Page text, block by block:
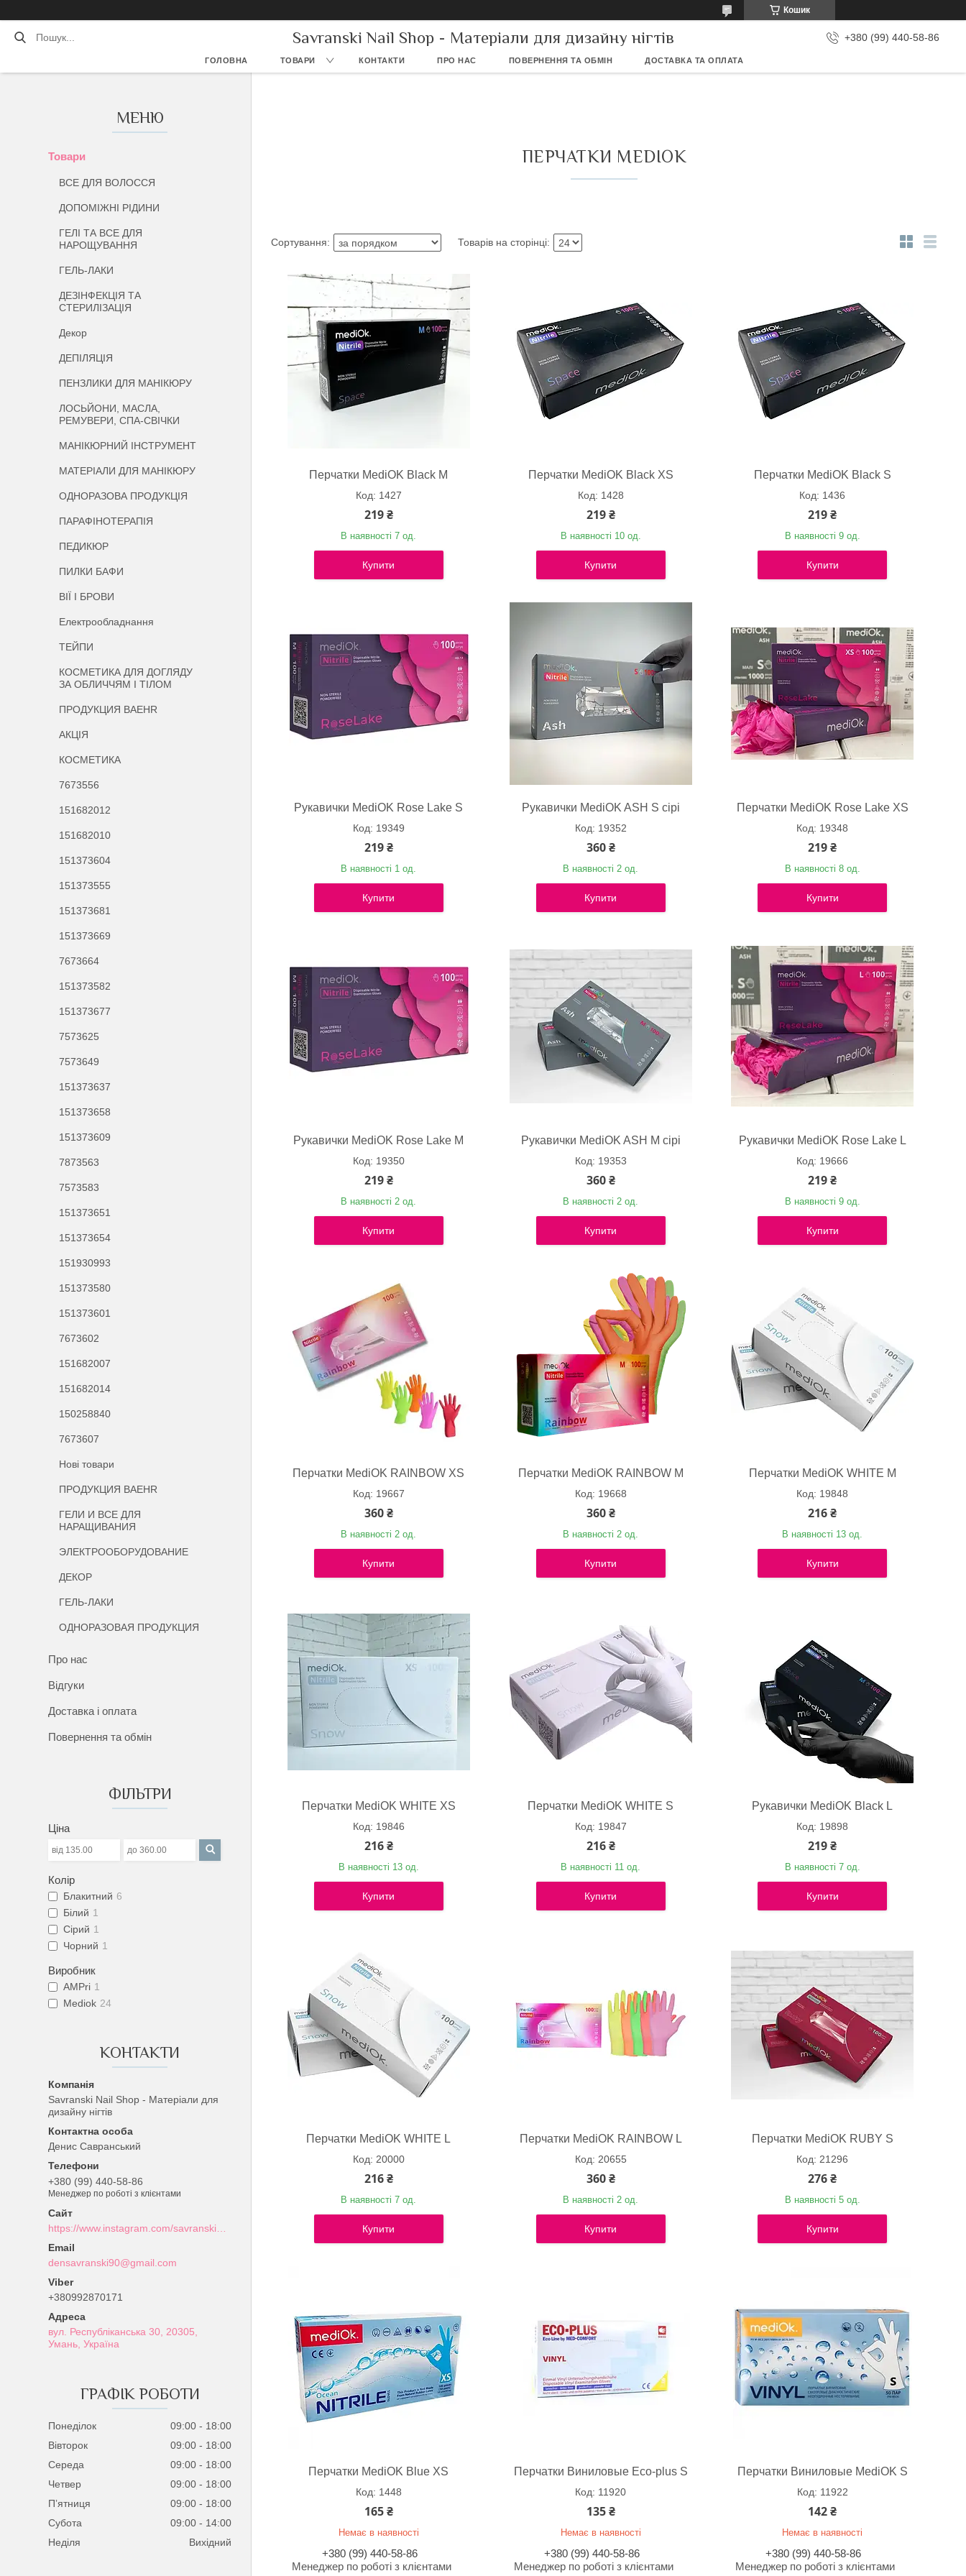
Кошик
Savranski Nail Shop - Матеріали для дизайну нігтів +380 (99) 440-58-86
ГОЛОВНА ТОВАРИ КОНТАКТИ ПРО НАС ПОВЕРНЕННЯ ТА ОБМІН ДОСТАВКА ТА ОПЛАТА
Товари
ВСЕ ДЛЯ ВОЛОССЯ
ДОПОМІЖНІ РІДИНИ
ГЕЛІ ТА ВСЕ ДЛЯ
НАРОЩУВАННЯ
ГЕЛЬ-ЛАКИ
ДЕЗІНФЕКЦІЯ ТА
СТЕРИЛІЗАЦІЯ
Декор
ДЕПІЛЯЦІЯ
ПЕНЗЛИКИ ДЛЯ МАНІКЮРУ
ЛОСЬЙОНИ, МАСЛА,
РЕМУВЕРИ, СПА-СВІЧКИ
МАНІКЮРНИЙ ІНСТРУМЕНТ
МАТЕРІАЛИ ДЛЯ МАНІКЮРУ
ОДНОРАЗОВА ПРОДУКЦІЯ
ПАРАФІНОТЕРАПІЯ
ПЕДИКЮР
ПИЛКИ БАФИ
ВІЇ І БРОВИ
Електрообладнання
ТЕЙПИ
КОСМЕТИКА ДЛЯ ДОГЛЯДУ
ЗА ОБЛИЧЧЯМ І ТІЛОМ
ПРОДУКЦИЯ BAEHR
АКЦІЯ
КОСМЕТИКА
7673556
151682012
151682010
151373604
151373555
151373681
151373669
7673664
151373582
151373677
7573625
7573649
151373637
151373658
151373609
7873563
7573583
151373651
151373654
151930993
151373580
151373601
7673602
151682007
151682014
150258840
7673607
Нові товари
ПРОДУКЦИЯ BAEHR
ГЕЛИ И ВСЕ ДЛЯ
НАРАЩИВАНИЯ
ЭЛЕКТРООБОРУДОВАНИЕ
ДЕКОР
ГЕЛЬ-ЛАКИ
ОДНОРАЗОВАЯ ПРОДУКЦИЯ
Про нас
Відгуки
Доставка і оплата
Повернення та обмін
ФІЛЬТРИ
Ціна
Колір
Блакитний 6
Білий 1
Сірий 1
Чорний 1
Виробник
AMPri 1
Mediok 24
КОНТАКТИ
Savranski Nail Shop - Матеріали для
дизайну нігтів
Денис Савранський
+380 (99) 440-58-86
Менеджер по роботі з клієнтами
densavranski90@gmail.com
+380992870171
вул. Республіканська 30, 20305,
Умань, Україна
ГРАФІК РОБОТИ
Понеділок 09:00
18:00
Вівторок
09:00
18:00
Середа
09:00
18:00
Четвер
09:00
18:00
Пʼятниця
09:00
18:00
Субота
09:00
14:00
Неділя
Вихідний
ПЕРЧАТКИ MEDIOK
Перчатки MediOK Black M
1427
219 ₴
В наявності 7 од.
Купити
Перчатки MediOK Black XS
1428
219 ₴
В наявності 10 од.
Купити
Перчатки MediOK Black S
1436
219 ₴
В наявності 9 од.
Купити
Рукавички MediOK Rose Lake S
19349
219 ₴
В наявності 1 од.
Купити
Рукавички MediOK ASH S сірі
19352
360 ₴
В наявності 2 од.
Купити
Перчатки MediOK Rose Lake XS
19348
219 ₴
В наявності 8 од.
Купити
Рукавички MediOK Rose Lake M
19350
219 ₴
В наявності 2 од.
Купити
Рукавички MediOK ASH M сірі
19353
360 ₴
В наявності 2 од.
Купити
Рукавички MediOK Rose Lake L
19666
219 ₴
В наявності 9 од.
Купити
Перчатки MediOK RAINBOW XS
19667
360 ₴
В наявності 2 од.
Купити
Перчатки MediOK RAINBOW M
19668
360 ₴
В наявності 2 од.
Купити
Перчатки MediOK WHITE M
19848
216 ₴
В наявності 13 од.
Купити
Перчатки MediOK WHITE XS
19846
216 ₴
В наявності 13 од.
Купити
Перчатки MediOK WHITE S
19847
216 ₴
В наявності 11 од.
Купити
Рукавички MediOK Black L
19898
219 ₴
В наявності 7 од.
Купити
Перчатки MediOK WHITE L
20000
216 ₴
В наявності 7 од.
Купити
Перчатки MediOK RAINBOW L
20655
360 ₴
В наявності 2 од.
Купити
Перчатки MediOK RUBY S
21296
276 ₴
В наявності 5 од.
Купити
Перчатки MediOK Blue XS
1448
165 ₴
Немає в наявності
+380 (99) 440-58-86
Менеджер по роботі з клієнтами
Перчатки Виниловые Eco-plus S
11920
135 ₴
Немає в наявності
+380 (99) 440-58-86
Менеджер по роботі з клієнтами
Перчатки Виниловые MediOK S
11922
142 ₴
Немає в наявності
+380 (99) 440-58-86
Менеджер по роботі з клієнтами